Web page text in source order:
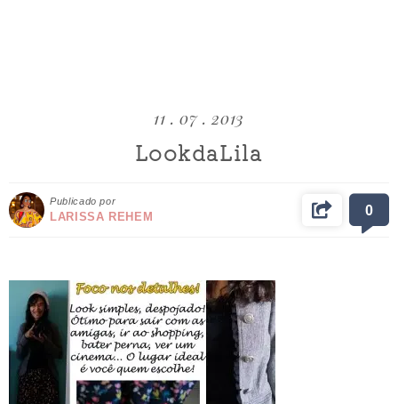
11 . 07 . 2013
LookdaLila
Publicado por
LARISSA REHEM 0